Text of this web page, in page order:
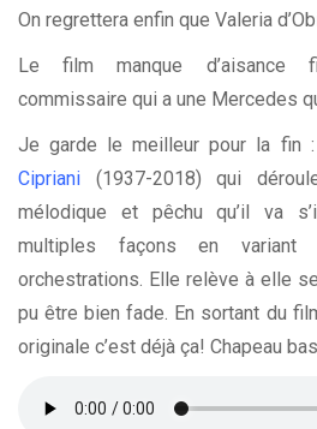
On regrettera enfin que Valeria
Le film manque d’aisance
commissaire qui a une Mercedes
Je garde le meilleur pour la fin
Cipriani (1937-2018) qui
mélodique et pêchu qu’il va
multiples façons en
orchestrations. Elle relève à elle
pu être bien fade. En sortant du
originale c’est déjà ça! Chapeau